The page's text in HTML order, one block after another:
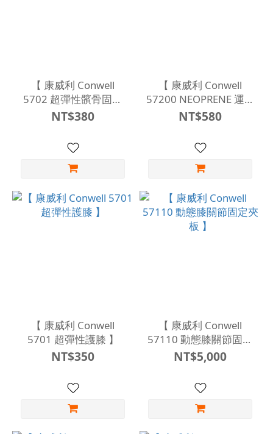
【 康威利 Conwell
5702 超彈性髕骨固定
護膝 】
NT$380
【 康威利 Conwell
57200 NEOPRENE 運動
型護膝 】
NT$580
【 康威利 Conwell
5701 超彈性護膝 】
NT$350
【 康威利 Conwell
57110 動態膝關節固定
夾板 】
NT$5,000